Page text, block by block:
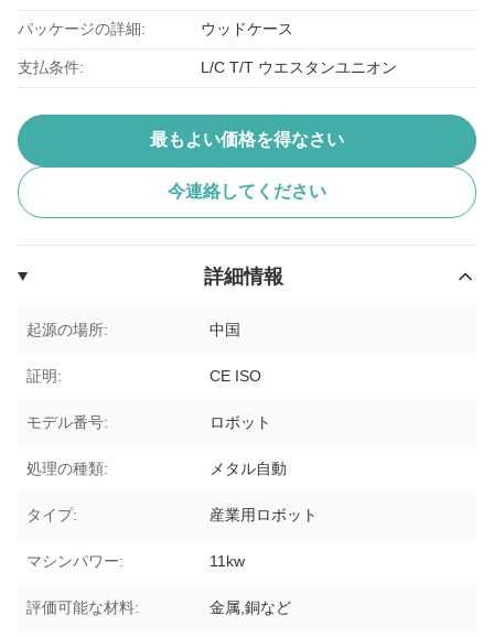
パッケージの詳細: ウッドケース
支払条件: L/C T/T ウエスタンユニオン
最もよい価格を得なさい
今連絡してください
詳細情報
起源の場所: 中国
証明: CE ISO
モデル番号: ロボット
処理の種類: メタル自動
タイプ: 産業用ロボット
マシンパワー: 11kw
評価可能な材料: 金属,銅など